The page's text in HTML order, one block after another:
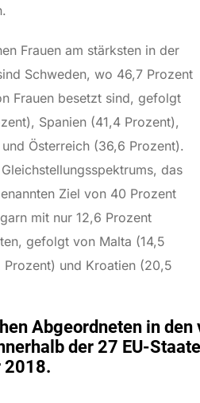
Frauen am stärksten in der
Schweden, wo 46,7 Prozent
Frauen besetzt sind, gefolgt
Spanien (41,4 Prozent),
Österreich (36,6 Prozent).
das
Ziel von 40 Prozent
mit nur 12,6 Prozent
gefolgt von Malta (14,5
und Kroatien (20,5